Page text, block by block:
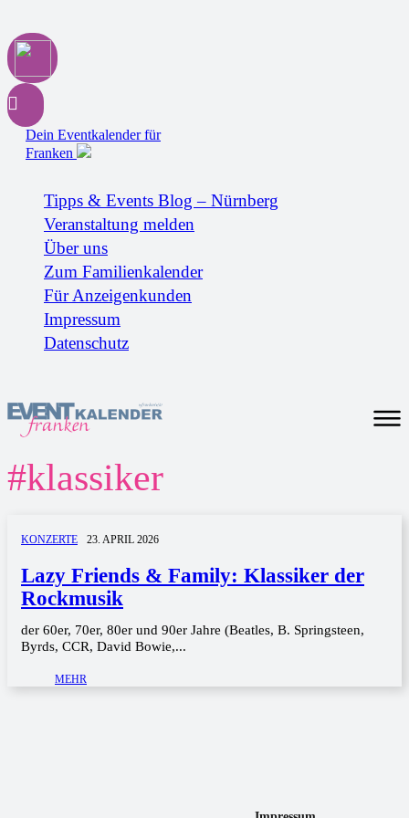
Dein Eventkalender für
Franken
Tipps & Events Blog – Nürnberg
Veranstaltung melden
Über uns
Zum Familienkalender
Für Anzeigenkunden
Impressum
Datenschutz
#klassiker
KONZERTE 23. APRIL 2026
Lazy Friends & Family: Klassiker der
Rockmusik
der 60er, 70er, 80er und 90er Jahre (Beatles, B. Springsteen,
Byrds, CCR, David Bowie,...
MEHR